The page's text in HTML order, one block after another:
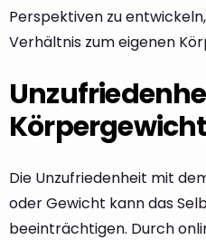
Perspektiven zu
Verhältnis zum eigenen
Körpergewicht
Die Unzufriedenheit mit
oder Gewicht kann das
beeinträchtigen. Durch